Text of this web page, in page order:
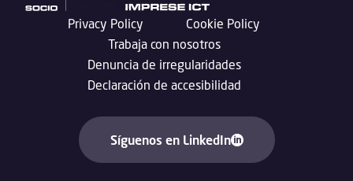
Privacy Policy
Cookie Policy
Trabaja con nosotros
Denuncia de irregularidades
Declaración de accesibilidad
Síguenos en LinkedIn